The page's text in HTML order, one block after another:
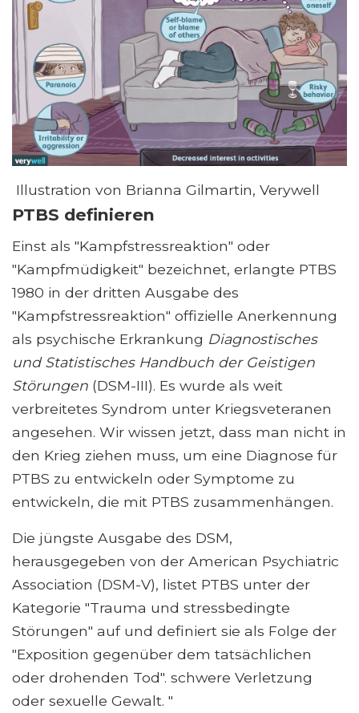
Illustration von Brianna Gilmartin, Verywell
PTBS definieren
Einst als "Kampfstressreaktion" oder
"Kampfmüdigkeit" bezeichnet, erlangte PTBS
1980 in der dritten Ausgabe des
"Kampfstressreaktion" offizielle Anerkennung
als psychische Erkrankung Diagnostisches
und Statistisches Handbuch der Geistigen
Störungen (DSM-III). Es wurde als weit
verbreitetes Syndrom unter Kriegsveteranen
angesehen. Wir wissen jetzt, dass man nicht in
den Krieg ziehen muss, um eine Diagnose für
PTBS zu entwickeln oder Symptome zu
entwickeln, die mit PTBS zusammenhängen.
Die jüngste Ausgabe des DSM,
herausgegeben von der American Psychiatric
Association (DSM-V), listet PTBS unter der
Kategorie "Trauma und stressbedingte
Störungen" auf und definiert sie als Folge der
"Exposition gegenüber dem tatsächlichen
oder drohenden Tod". schwere Verletzung
oder sexuelle Gewalt. "